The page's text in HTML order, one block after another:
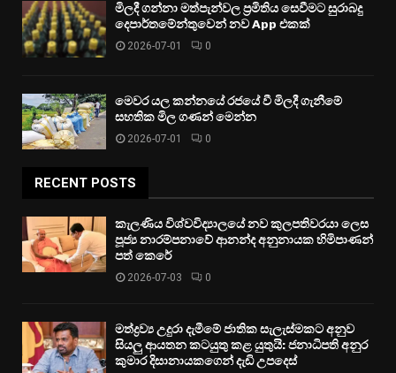
මිලදී ගන්නා මත්පැන්වල ප්‍රමිතිය සෙවීමට සුරාබදු
දෙපාර්තමේන්තුවෙන් නව App එකක්
2026-07-01 0
මෙවර යල කන්නයේ රජයේ වී මිලදී ගැනීමේ
සහතික මිල ගණන් මෙන්න
2026-07-01 0
RECENT POSTS
කැලණිය විශ්වවිද්‍යාලයේ නව කුලපතිවරයා ලෙස
පූජ්‍ය නාරම්පනාවේ ආනන්ද අනුනායක හිමිපාණන්
පත් කෙරේ
2026-07-03 0
මත්ද්‍රව්‍ය උදුරා දැමීමේ ජාතික සැලැස්මකට අනුව
සියලු ආයතන කටයුතු කළ යුතුයි: ජනාධිපති අනුර
කුමාර දිසානායකගෙන් දැඩි උපදෙස්